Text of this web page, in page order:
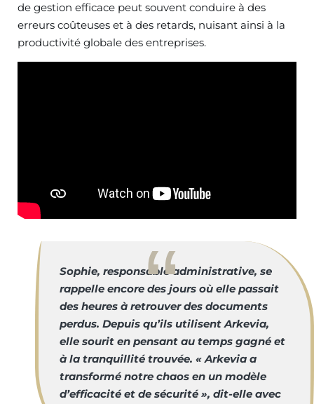
de gestion efficace peut souvent conduire à des
erreurs coûteuses et à des retards, nuisant ainsi à la
productivité globale des entreprises.
Sophie, responsable administrative, se
rappelle encore des jours où elle passait
des heures à retrouver des documents
perdus. Depuis qu’ils utilisent Arkevia,
elle sourit en pensant au temps gagné et
à la tranquillité trouvée. « Arkevia a
transformé notre chaos en un modèle
d’efficacité et de sécurité », dit-elle avec